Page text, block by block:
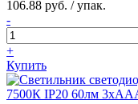
106.88 руб. / упак.
-
+
Купить